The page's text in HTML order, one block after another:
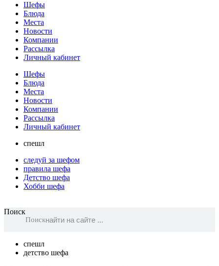
Шефы
Блюда
Места
Новости
Компании
Рассылка
Личный кабинет
Шефы
Блюда
Места
Новости
Компании
Рассылка
Личный кабинет
спешл
следуй за шефом
правила шефа
Детство шефа
Хобби шефа
Поиск
Поиск
спешл
детство шефа